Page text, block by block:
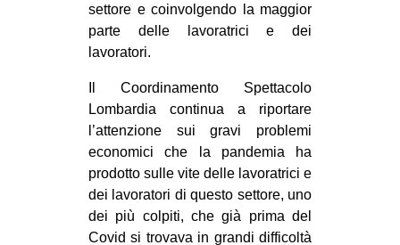
in
tw
bsky
ms
SEARCH
settore e coinvolgendo la maggior
parte delle lavoratrici e dei
lavoratori.
Il Coordinamento Spettacolo
Lombardia continua a riportare
l’attenzione sui gravi problemi
economici che la pandemia ha
prodotto sulle vite delle lavoratrici e
dei lavoratori di questo settore, uno
dei più colpiti, che già prima del
Covid si trovava in grandi difficoltà